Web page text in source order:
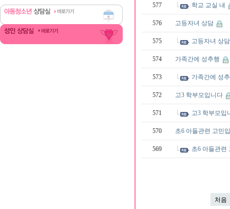
577 학교 교실 내
576 고등자녀 상담
575 고등자녀 상
574 가족간에 성추행
573 가족간에 성
572 고3 학부모입니다
571 고3 학부모입
570 초6 아들관련 고민
569 초6 아들관련
처음